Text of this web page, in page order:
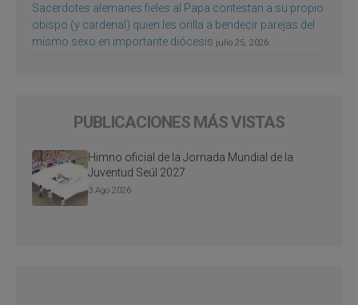
Sacerdotes alemanes fieles al Papa contestan a su propio
obispo (y cardenal) quien les orilla a bendecir parejas del
mismo sexo en importante diócesis julio 25, 2026
PUBLICACIONES MÁS VISTAS
Himno oficial de la Jornada Mundial de la
Juventud Seúl 2027
3 Ago 2026